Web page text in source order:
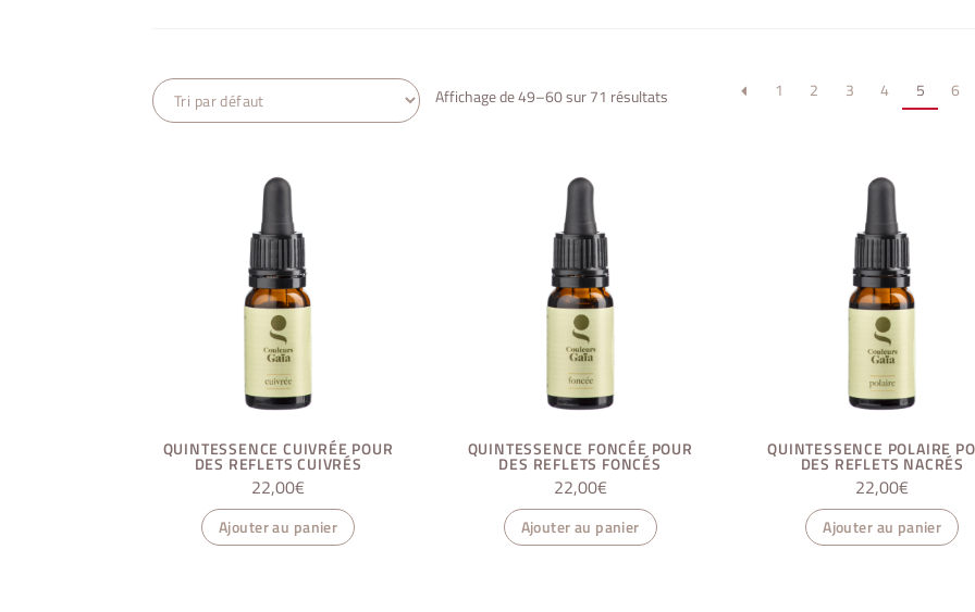
Affichage de 49–60 sur 71 résultats 1 2 3 4 5 6
QUINTESSENCE CUIVRÉE POUR
DES REFLETS CUIVRÉS
22,00€
Ajouter au panier
QUINTESSENCE FONCÉE POUR
DES REFLETS FONCÉS
22,00€
Ajouter au panier
QUINTESSENCE POLAIRE
DES REFLETS NACRÉS
22,00€
Ajouter au panier